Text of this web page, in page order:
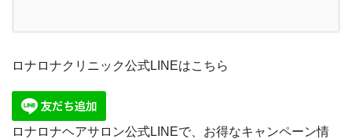
ロナロナクリニック公式LINEはこちら
ロナロナヘアサロン公式LINEで、お得なキャンペーン情